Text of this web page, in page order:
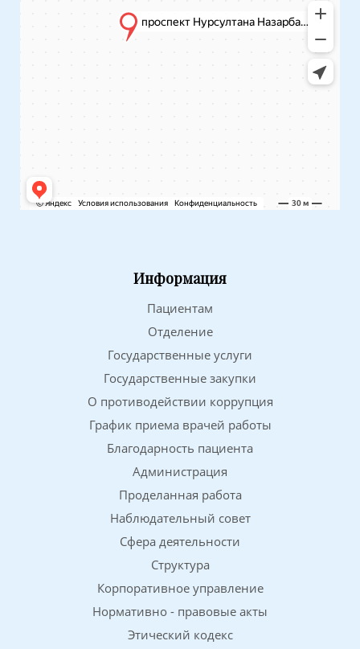
Информация
Пациентам
Отделение
Государственные услуги
Государственные закупки
О противодействии коррупция
График приема врачей работы
Благодарность пациента
Администрация
Проделанная работа
Наблюдательный совет
Сфера деятельности
Структура
Корпоративное управление
Нормативно - правовые акты
Этический кодекс